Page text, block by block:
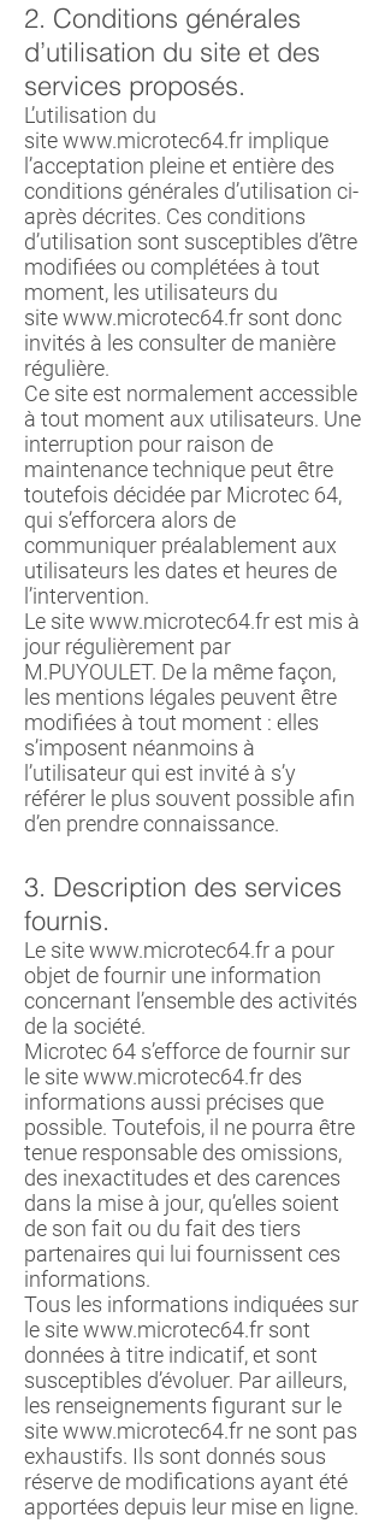
2. Conditions générales
d’utilisation du site et des
services proposés.
L’utilisation du
sitewww.microtec64.fr implique
l’acceptation pleine et entière des
conditions générales d’utilisation ci-
après décrites. Ces conditions
d’utilisation sont susceptibles d’être
modifiées ou complétées à tout
moment, les utilisateurs du
sitewww.microtec64.fr sont donc
invités à les consulter de manière
régulière.
Ce site est normalement accessible
à tout moment aux utilisateurs. Une
interruption pour raison de
maintenance technique peut être
toutefois décidée par Microtec 64,
qui s’efforcera alors de
communiquer préalablement aux
utilisateurs les dates et heures de
l’intervention.
Le sitewww.microtec64.frest mis à
jour régulièrement par
M.PUYOULET. De la même façon,
les mentions légales peuvent être
modifiées à tout moment : elles
s’imposent néanmoins à
l’utilisateur qui est invité à s’y
référer le plus souvent possible afin
d’en prendre connaissance.
3. Description des services
fournis.
Le sitewww.microtec64.fr a pour
objet de fournir une information
concernant l’ensemble des activités
de la société.
Microtec 64 s’efforce de fournir sur
le sitewww.microtec64.fr des
informations aussi précises que
possible. Toutefois, il ne pourra être
tenue responsable des omissions,
des inexactitudes et des carences
dans la mise à jour, qu’elles soient
de son fait ou du fait des tiers
partenaires qui lui fournissent ces
informations.
Tous les informations indiquées sur
le sitewww.microtec64.fr sont
données à titre indicatif, et sont
susceptibles d’évoluer. Par ailleurs,
les renseignements figurant sur le
sitewww.microtec64.fr ne sont pas
exhaustifs. Ils sont donnés sous
réserve de modifications ayant été
apportées depuis leur mise en ligne.